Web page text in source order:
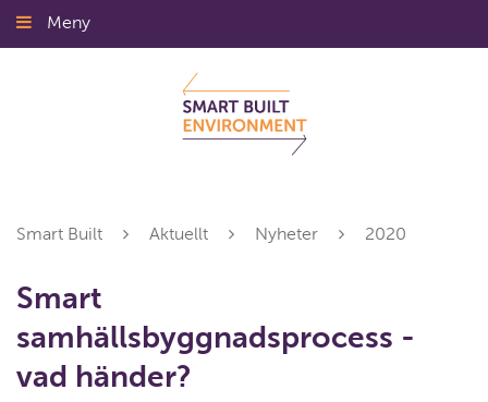
Gå
till
Meny
Smart Built Aktuellt Nyheter 2020
Smart
samhällsbyggnadsprocess -
vad händer?